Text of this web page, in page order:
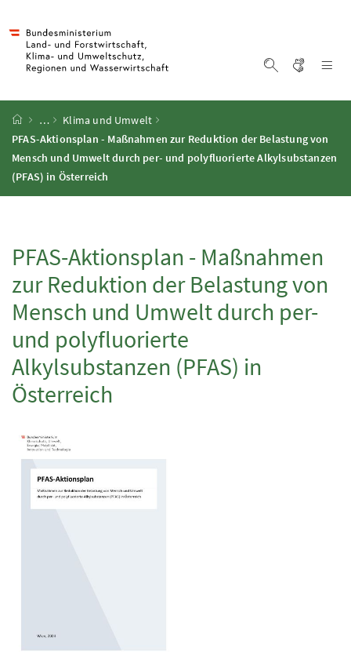
Startseite
…
Klima und Umwelt
PFAS-Aktionsplan - Maßnahmen zur Reduktion der Belastung von
Mensch und Umwelt durch per- und polyfluorierte Alkylsubstanzen
(PFAS) in Österreich
PFAS-Aktionsplan - Maßnahmen
zur Reduktion der Belastung von
Mensch und Umwelt durch per-
und polyfluorierte
Alkylsubstanzen (PFAS) in
Österreich